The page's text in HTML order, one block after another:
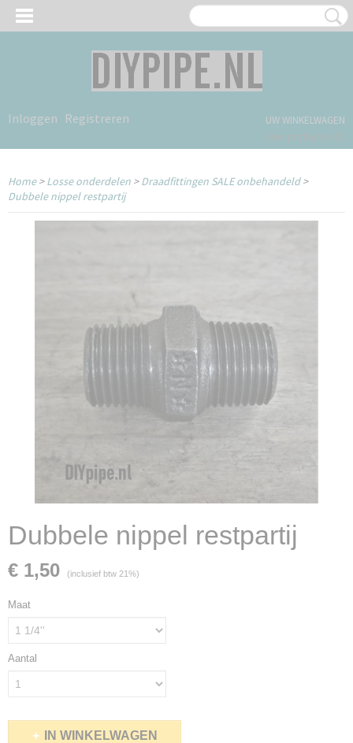
Inloggen Registreren
UW WINKELWAGEN
Home>Losse onderdelen >Draadfittingen SALE onbehandeld>
Dubbele nippel restpartij
Dubbele nippel restpartij
€ 1,50 (inclusief btw 21%)
Maat
Aantal
IN WINKELWAGEN